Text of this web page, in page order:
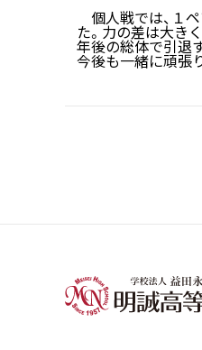
個人戦では、１
た。力の差は大き
年後の総体で引退
今後も一緒に頑張